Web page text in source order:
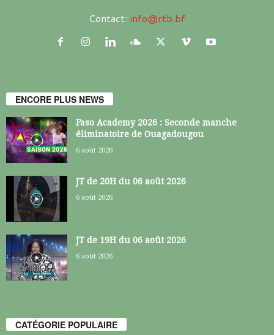
Contact: info@rtb.bf
ENCORE PLUS NEWS
Faso Academy 2026 : Seconde manche
éliminatoire de Ouagadougou
6 août 2026
JT de 20H du 06 août 2026
6 août 2026
JT de 19H du 06 août 2026
6 août 2026
CATÉGORIE POPULAIRE